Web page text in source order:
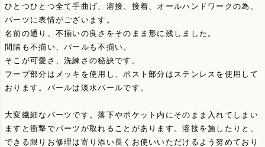
ひとつひとつ全て手曲げ、溶接、接着、オールハンドワークの為、
パーツに表情がございます。
名前の通り、不揃いの良さをそのまま形に残しました。
間隔も不揃い、パールも不揃い。
そこが可愛さ、洗練さの秘訣です。
フープ部分はメッキを使用し、ポスト部分はステンレスを使用して
おります。パールは淡水パールです。
大変繊細なパーツです。落下やポケット内にそのまま入れてしまい
ますと衝撃でパーツが取れることがあります。溶接を施したりと、
できる限りお修理は寄り添い長くお使いいただけるよう努めており